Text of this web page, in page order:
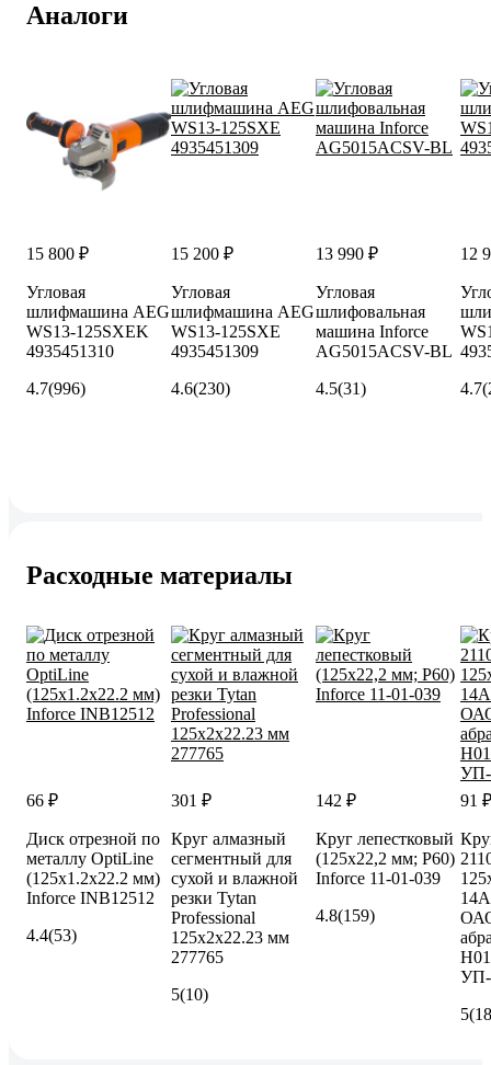
Аналоги
15 800 ₽
Угловая
шлифмашина AEG
WS13-125SXEK
4935451310
4.7(996)
15 200 ₽
Угловая
шлифмашина AEG
WS13-125SXE
4935451309
4.6(230)
13 990 ₽
Угловая
шлифовальная
машина Inforce
AG5015ACSV-BL
4.5(31)
12
4.7
Расходные материалы
66 ₽
Диск отрезной по
металлу OptiLine
(125x1.2x22.2 мм)
Inforce INB12512
4.4(53)
301 ₽
Круг алмазный
сегментный для
сухой и влажной
резки Tytan
Professional
125x2x22.23 мм
277765
5(10)
142 ₽
Круг лепестковый
(125х22,2 мм; P60)
Inforce 11-01-039
4.8(159)
91
УП-
5